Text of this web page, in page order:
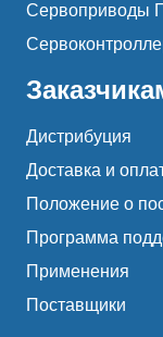
Сервоприводы
Дистрибуция
Доставка и
Положение о
Программа
Применения
Поставщики